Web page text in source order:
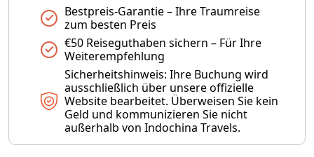
Bestpreis-Garantie – Ihre Traumreise
zum besten Preis
€50 Reiseguthaben sichern – Für Ihre
Weiterempfehlung
Sicherheitshinweis: Ihre Buchung wird
ausschließlich über unsere offizielle
Website bearbeitet. Überweisen Sie kein
Geld und kommunizieren Sie nicht
außerhalb von Indochina Travels.